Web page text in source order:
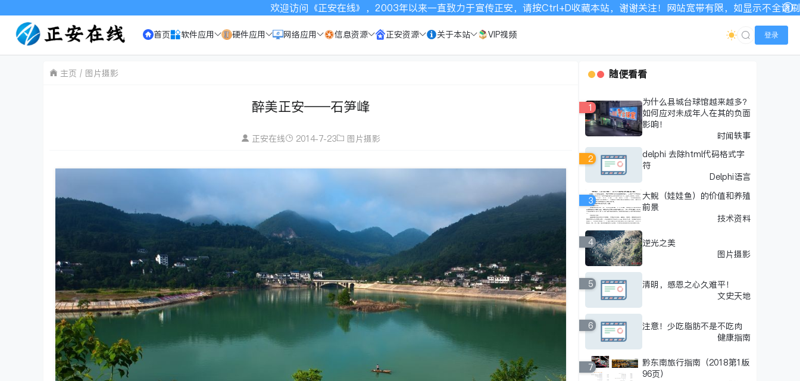
欢迎访问《正安在线》，2003年以来一直致力于宣传正安，请按Ctrl+D收藏本站，谢谢关注！网站宽带有限，如显示不全请刷新加载！
首页 软件应用 硬件应用 网络应用 信息资源 正安资源 关于本站 VIP视频 登录
主页 图片摄影
醉美正安——石笋峰
正安在线 2014-7-23 图片摄影
随便看看
1
为什么县城台球馆越来越多？
如何应对未成年人在其的负面
影响！
时闻轶事
2
delphi 去除html代码格式字
符
Delphi语言
3
大鲵（娃娃鱼）的价值和养殖
前景
技术资料
4
逆光之美
图片摄影
5
清明，感恩之心久难平！
文史天地
6
注意！少吃脂肪不是不吃肉
健康指南
7
黔东南旅行指南（2018第1版
96页）